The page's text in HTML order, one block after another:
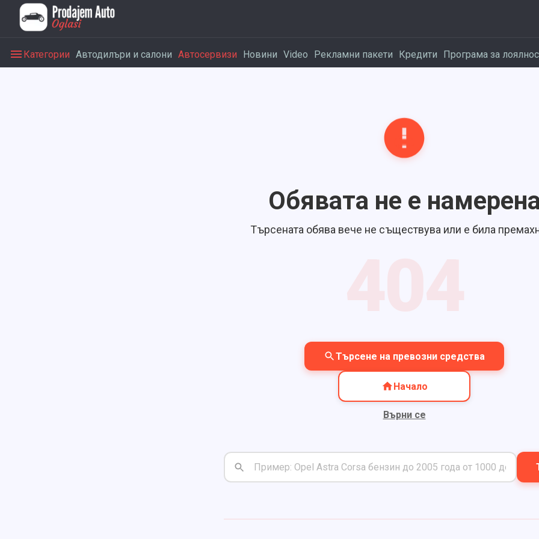
Категории Автодилъри и салони Автосервизи Новини Video Рекламни пакети Кредити Програма за
Обявата не е
Търсената обява вече не съществува или е била
Търсене на превозни средства
Начало
Върни се